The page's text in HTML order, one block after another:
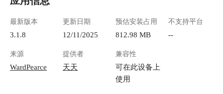
最新版本
3.1.8
更新日期
12/11/2025
预估安装占用
812.98 MB
不支持平台
--
来源
WardPearce
提供者
天天
兼容性
可在此设备上
使用